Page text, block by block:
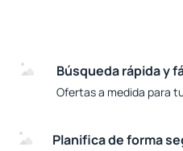
Búsqueda rápida y
Ofertas a medida para
Planifica de forma